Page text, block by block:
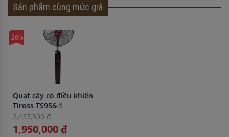
Sản phẩm cùng mức giá
-20%
Quạt cây có điều khiển
Tiross TS956-1
2,437,500 ₫
1,950,000 ₫